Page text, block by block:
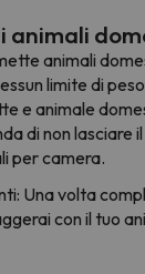
animali
animali
limite di
e animale
di non lasciare
per camera.
Una volta
con il tuo